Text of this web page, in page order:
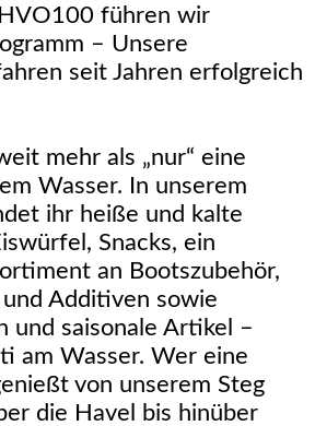
führen wir
– Unsere
seit Jahren erfolgreich
mehr als „nur“ eine
Wasser. In unserem
ihr heiße und kalte
Snacks, ein
an Bootszubehör,
Additiven sowie
und saisonale Artikel –
am Wasser. Wer eine
von unserem Steg
die Havel bis hinüber